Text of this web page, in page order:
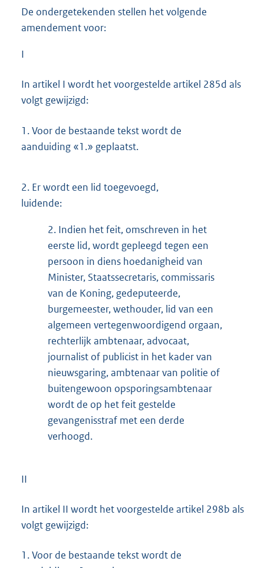
De ondergetekenden stellen het volgende
amendement voor:
I
In artikel I wordt het voorgestelde artikel 285d als
volgt gewijzigd:
1.Voor de bestaande tekst wordt de
aanduiding «1.» geplaatst.
2. Er wordt een lid toegevoegd,
luidende:
2. Indien het feit, omschreven in het
eerste lid, wordt gepleegd tegen een
persoon in diens hoedanigheid van
Minister, Staatssecretaris, commissaris
van de Koning, gedeputeerde,
burgemeester, wethouder, lid van een
algemeen vertegenwoordigend orgaan,
rechterlijk ambtenaar, advocaat,
journalist of publicist in het kader van
nieuwsgaring, ambtenaar van politie of
buitengewoon opsporingsambtenaar
wordt de op het feit gestelde
gevangenisstraf met een derde
verhoogd.
II
In artikel II wordt het voorgestelde artikel 298b als
volgt gewijzigd:
1.Voor de bestaande tekst wordt de